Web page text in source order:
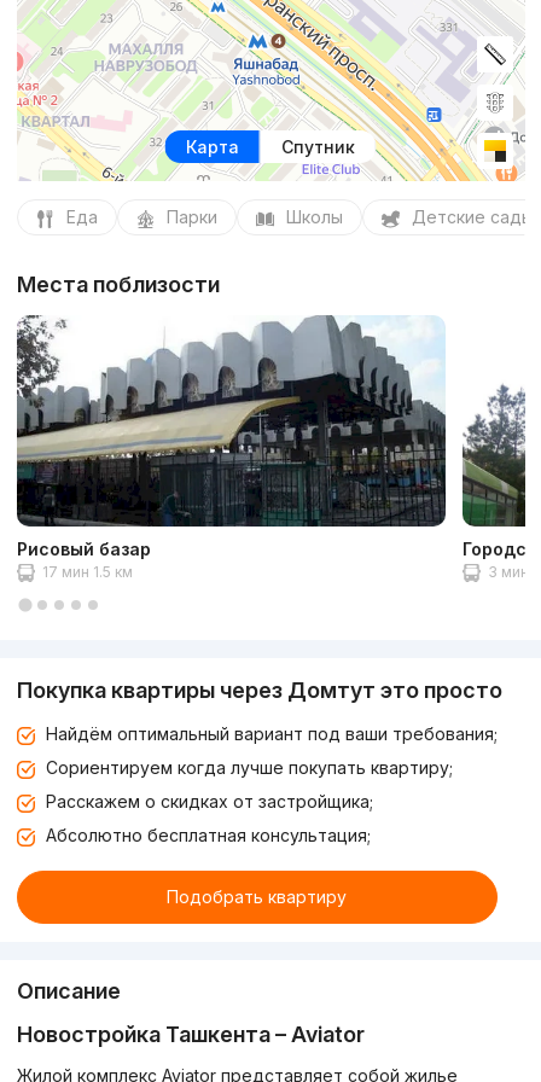
Карта Спутник
Еда Парки Школы Детские сады
Места поблизости
Рисовый базар
17 мин 1.5 км 3 мин
Покупка квартиры через Домтут это просто
Найдём оптимальный вариант под ваши требования;
Сориентируем когда лучше покупать квартиру;
Расскажем о скидках от застройщика;
Абсолютно бесплатная консультация;
Подобрать квартиру
Описание
Новостройка Ташкента –Aviator
Жилой комплекс Aviator представляет собой жилье